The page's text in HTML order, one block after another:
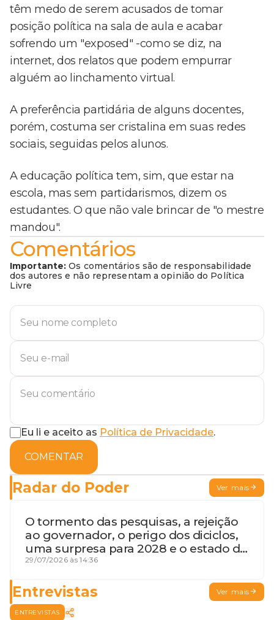
têm medo de serem acusados de tomar
posição política na sala de aula e acabar
sofrendo um "exposed" -como se diz, na
internet, dos relatos que podem empurrar
alguém ao linchamento virtual.
A preferência partidária de alguns docentes,
porém, costuma ser cristalina em suas redes
sociais, seguidas pelos alunos.
A educação política tem, sim, que estar na
escola, mas sem partidarismos, dizem os
estudantes. O que não vale brincar de "o mestre
mandou".
Comentários
Importante: Os comentários são de responsabilidade
dos autores e não representam a opinião do Política
Livre
Eu li e aceito as Política de Privacidade.
COMENTAR
Radar do Poder Ver mais
O tormento das pesquisas, a rejeição
ao governador, o perigo dos diciclos,
uma surpresa para 2028 e o estado de
terceira guerra mundial
29/07/2026 às 14:36
Entrevistas Ver mais
ENTREVISTAS